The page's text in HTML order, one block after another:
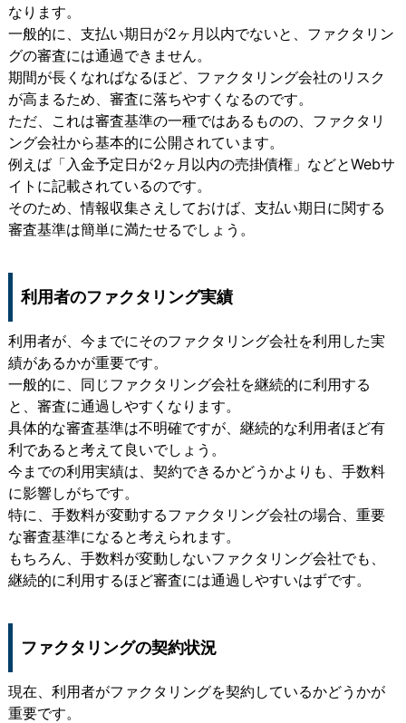
なります。
一般的に、支払い期日が2ヶ月以内でないと、ファクタリン
グの審査には通過できません。
期間が長くなればなるほど、ファクタリング会社のリスク
が高まるため、審査に落ちやすくなるのです。
ただ、これは審査基準の一種ではあるものの、ファクタリ
ング会社から基本的に公開されています。
例えば「入金予定日が2ヶ月以内の売掛債権」などとWebサ
イトに記載されているのです。
そのため、情報収集さえしておけば、支払い期日に関する
審査基準は簡単に満たせるでしょう。
利用者のファクタリング実績
利用者が、今までにそのファクタリング会社を利用した実
績があるかが重要です。
一般的に、同じファクタリング会社を継続的に利用する
と、審査に通過しやすくなります。
具体的な審査基準は不明確ですが、継続的な利用者ほど有
利であると考えて良いでしょう。
今までの利用実績は、契約できるかどうかよりも、手数料
に影響しがちです。
特に、手数料が変動するファクタリング会社の場合、重要
な審査基準になると考えられます。
もちろん、手数料が変動しないファクタリング会社でも、
継続的に利用するほど審査には通過しやすいはずです。
ファクタリングの契約状況
現在、利用者がファクタリングを契約しているかどうかが
重要です。